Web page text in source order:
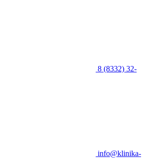
8 (8332) 32-
info@klinika-